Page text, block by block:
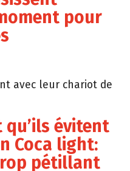
pour
avec leur chariot de
qu’ils évitent
Coca light:
pétillant